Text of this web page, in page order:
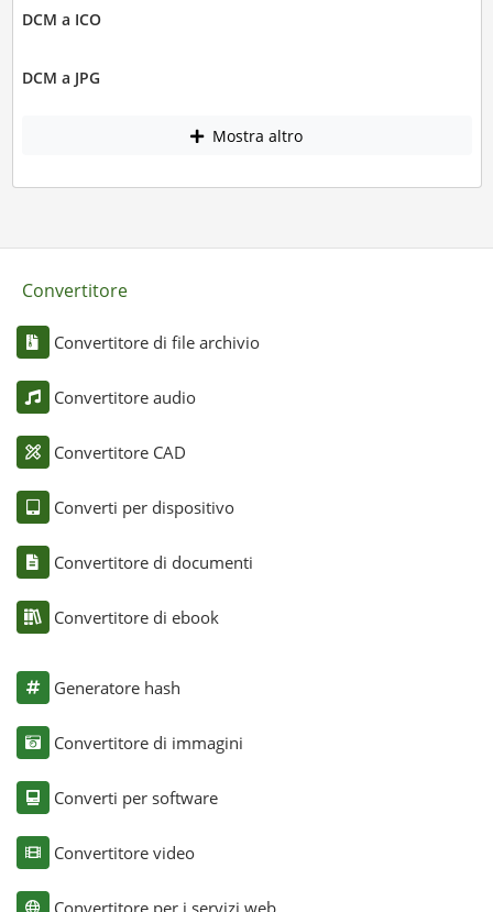
DCM a ICO
DCM a JPG
Mostra altro
Convertitore
Convertitore di file archivio
Convertitore audio
Convertitore CAD
Converti per dispositivo
Convertitore di documenti
Convertitore di ebook
Generatore hash
Convertitore di immagini
Converti per software
Convertitore video
Convertitore per i servizi web